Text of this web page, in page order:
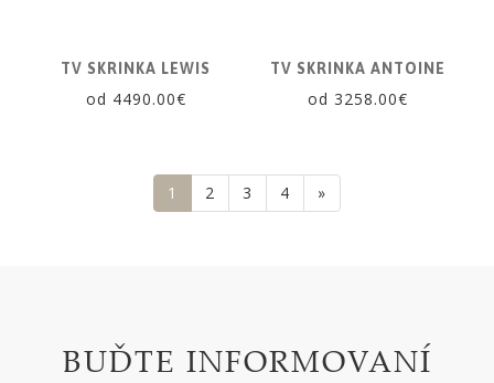
TV SKRINKA LEWIS
od 4490.00€
TV SKRINKA ANTOINE
od 3258.00€
1 2 3 4 »
BUĎTE INFORMOVANÍ